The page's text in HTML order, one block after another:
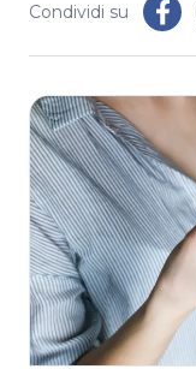
Condividi su